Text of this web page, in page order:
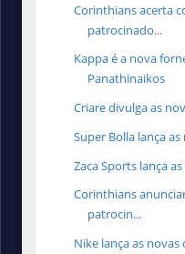
Corinthians acerta
patrocinado...
Kappa é a nova
Panathinaikos
Criare divulga as
Super Bolla lança
Zaca Sports lança
Corinthians
patrocin...
Nike lança as